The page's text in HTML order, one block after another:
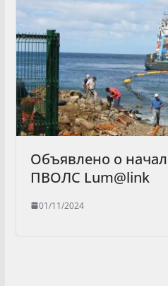
Объявлено о
ПВОЛС Lum@link
01/11/2024